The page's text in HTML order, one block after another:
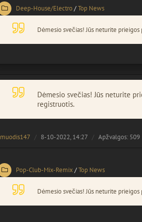
Deep-House/Electro/Top News
Dėmesio svečias! Jūs neturite
Dėmesio svečias! Jūs neturite
registruotis.
muodis147 8-10-2022, 14:27 Apžvalgos: 509
Pop-Club-Mix-Remix /Top News
Dėmesio svečias! Jūs neturite